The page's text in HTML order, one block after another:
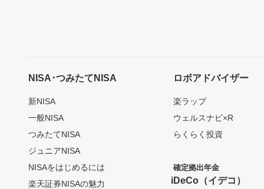
NISA･つみたてNISA
新NISA
一般NISA
つみたてNISA
ジュニアNISA
NISAをはじめるには
楽天証券NISAの魅力
ロボアドバイザー
楽ラップ
ウェルスナビ×R
らくらく投資
確定拠出年金
iDeCo（イデコ）